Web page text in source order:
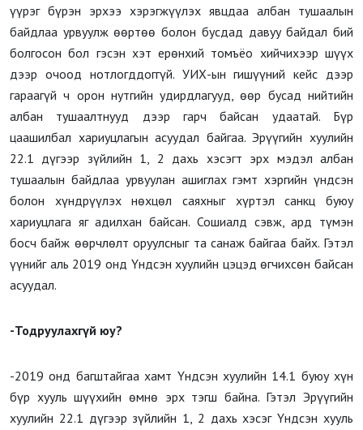
үүрэг бүрэн эрхээ хэрэгжүүлэх явцдаа албан тушаалын
байдлаа урвуулж өөртөө болон бусдад давуу байдал бий
болгосон бол гэсэн хэт ерөнхий томъёо хийчихээр шүүх
дээр очоод нотлогддоггүй. УИХ-ын гишүүний кейс дээр
гараагүй ч орон нутгийн удирдлагууд, өөр бусад нийтийн
албан тушаалтнууд дээр гарч байсан удаатай. Бүр
цаашилбал хариуцлагын асуудал байгаа. Эрүүгийн хуулийн
22.1 дүгээр зүйлийн 1, 2 дахь хэсэгт эрх мэдэл албан
тушаалын байдлаа урвуулан ашиглах гэмт хэргийн үндсэн
болон хүндрүүлэх нөхцөл саяхныг хүртэл санкц буюу
хариуцлага яг адилхан байсан. Сошиалд сэвж, ард түмэн
босч байж өөрчлөлт оруулсныг та санаж байгаа байх. Гэтэл
үүнийг аль 2019 онд Үндсэн хуулийн цэцэд өгчихсөн байсан
асуудал.
-Тодруулахгүй юу?
-2019 онд багштайгаа хамт Үндсэн хуулийн 14.1 буюу хүн
бүр хууль шүүхийн өмнө эрх тэгш байна. Гэтэл Эрүүгийн
хуулийн 22.1 дүгээр зүйлийн 1, 2 дахь хэсэг Үндсэн хууль